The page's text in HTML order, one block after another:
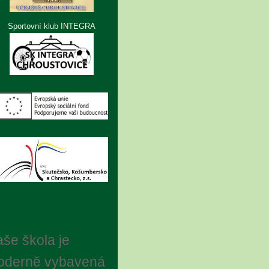
Sportovní klub INTEGRA
škola je
vybavená